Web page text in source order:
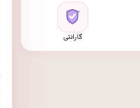
گارانتی